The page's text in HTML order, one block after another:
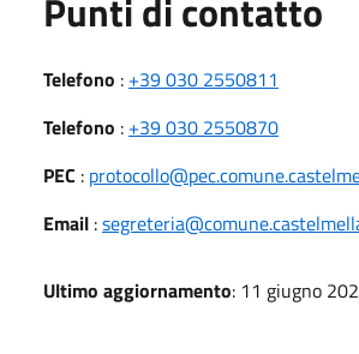
Punti di contatto
Telefono : +39 030 2550811
Telefono : +39 030 2550870
PEC :
Email :
Ultimo aggiornamento: 11 giugno